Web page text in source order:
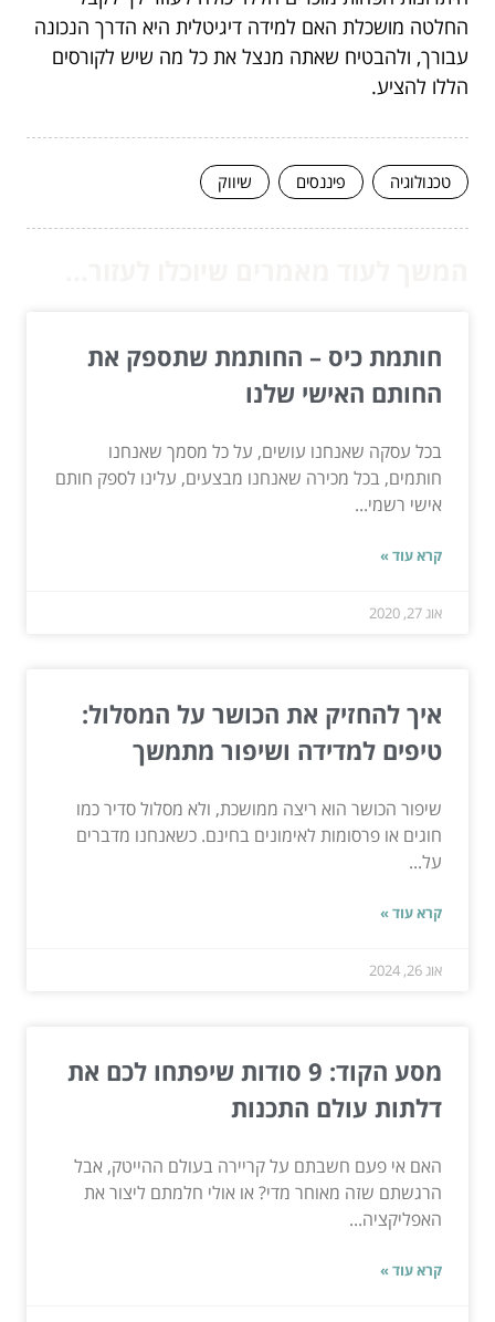
החלטה מושכלת האם למידה דיגיטלית היא הדרך הנכונה
עבורך, ולהבטיח שאתה מנצל את כל מה שיש לקורסים
הללו להציע.
טכנולוגיה פיננסים שיווק
חותמת כיס – החותמת שתספק את
החותם האישי שלנו
בכל עסקה שאנחנו עושים, על כל מסמך שאנחנו
חותמים, בכל מכירה שאנחנו מבצעים, עלינו לספק חותם
אישי רשמי...
קרא עוד »
אוג 27, 2020
איך להחזיק את הכושר על המסלול:
טיפים למדידה ושיפור מתמשך
שיפור הכושר הוא ריצה ממושכת, ולא מסלול סדיר כמו
חוגים או פרסומות לאימונים בחינם. כשאנחנו מדברים
על...
קרא עוד »
אוג 26, 2024
מסע הקוד: 9 סודות שיפתחו לכם את
דלתות עולם התכנות
האם אי פעם חשבתם על קריירה בעולם ההייטק, אבל
הרגשתם שזה מאוחר מדי? או אולי חלמתם ליצור את
האפליקציה...
קרא עוד »